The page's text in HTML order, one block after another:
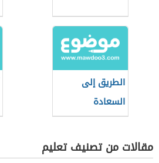
الطريق إلى
السعادة
مقالات من تصنيف تعليم